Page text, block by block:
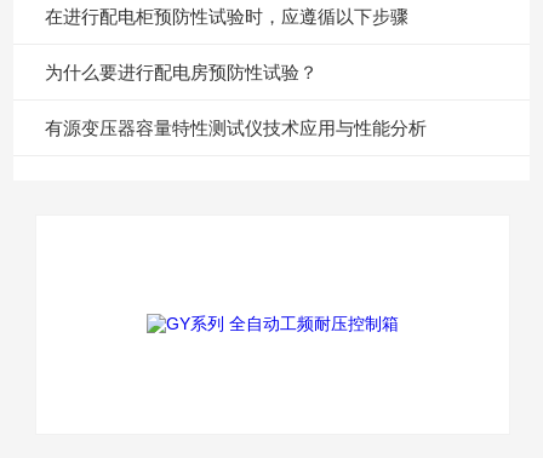
在进行配电柜预防性试验时，应遵循以下步骤
为什么要进行配电房预防性试验？
有源变压器容量特性测试仪技术应用与性能分析